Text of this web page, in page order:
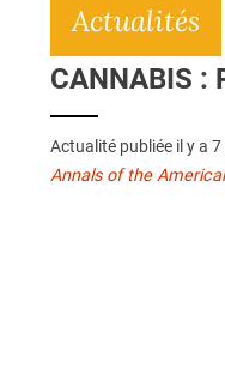
Actualités
CANNABIS :
Actualité publiée il y a 7
Annals of the